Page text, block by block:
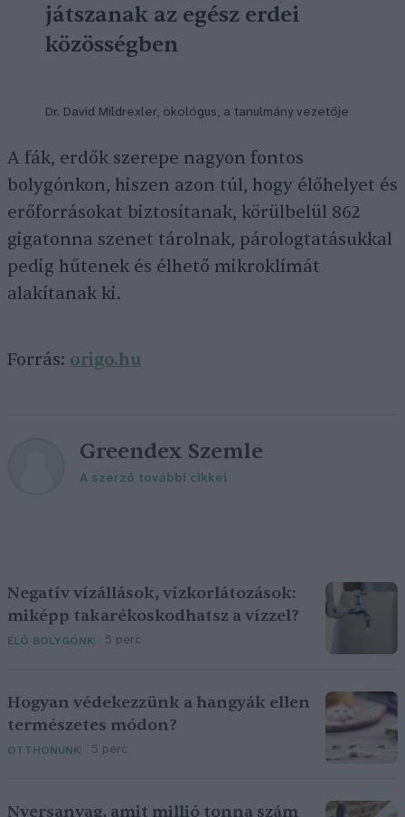
játszanak az egész erdei
közösségben
Dr. David Mildrexler, ökológus, a tanulmány vezetője
A fák, erdők szerepe nagyon fontos
bolygónkon, hiszen azon túl, hogy élőhelyet és
erőforrásokat biztosítanak, körülbelül 862
gigatonna szenet tárolnak, párologtatásukkal
pedig hűtenek és élhető mikroklímát
alakítanak ki.
Forrás: origo.hu
Greendex Szemle
A szerző további cikkei
Negatív vízállások, vízkorlátozások:
miképp takarékoskodhatsz a vízzel?
ÉLŐ BOLYGÓNK 5 perc
Hogyan védekezzünk a hangyák ellen
természetes módon?
OTTHONUNK 5 perc
Nyersanyag, amit millió tonna szám